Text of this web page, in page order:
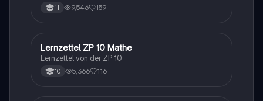
11 9,546 159
Mathe
Lernzettel ZP 10 Mathe
Lernzettel von der ZP 10
10 5,366 116